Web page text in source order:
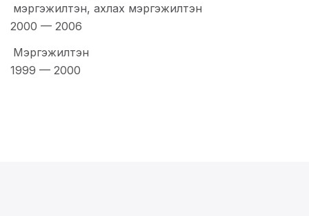
мэргэжилтэн, ахлах мэргэжилтэн
2000 — 2006
Мэргэжилтэн
1999 — 2000